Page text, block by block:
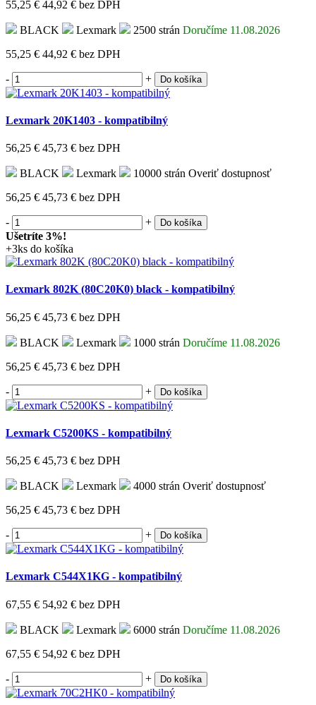
55,25 € 44,92 € bez DPH
BLACK Lexmark 2500 strán Doručíme 11.08.2026
55,25 € 44,92 € bez DPH
- + Do košíka
Lexmark 20K1403 - kompatibilný
56,25 € 45,73 € bez DPH
BLACK Lexmark 10000 strán Overiť dostupnosť
56,25 € 45,73 € bez DPH
- + Do košíka
Ušetríte 3%!
+3ks do košíka
Lexmark 802K (80C20K0) black - kompatibilný
56,25 € 45,73 € bez DPH
BLACK Lexmark 1000 strán Doručíme 11.08.2026
56,25 € 45,73 € bez DPH
- + Do košíka
Lexmark C5200KS - kompatibilný
56,25 € 45,73 € bez DPH
BLACK Lexmark 4000 strán Overiť dostupnosť
56,25 € 45,73 € bez DPH
- + Do košíka
Lexmark C544X1KG - kompatibilný
67,55 € 54,92 € bez DPH
BLACK Lexmark 6000 strán Doručíme 11.08.2026
67,55 € 54,92 € bez DPH
- + Do košíka